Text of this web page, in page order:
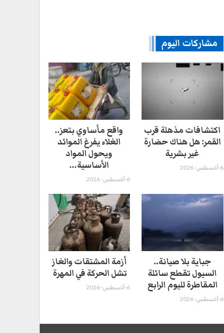
مشاركات اليوم
اكتشافات مذهلة قرب
القمر: هل هناك حضارة
غير بشرية
6-أغسطس- 2026
واقع مأساوي بتعز..
الغلاء يفرغ الموائد
ويحول المواد
الأساسية…
6-أغسطس- 2026
جباية بلا صيانة..
السيول تقطع سائلة
المقاطرة لليوم الرابع
6-أغسطس- 2026
أزمة المشتقات والغاز
تشل الحركة في المهرة ​
6-أغسطس- 2026